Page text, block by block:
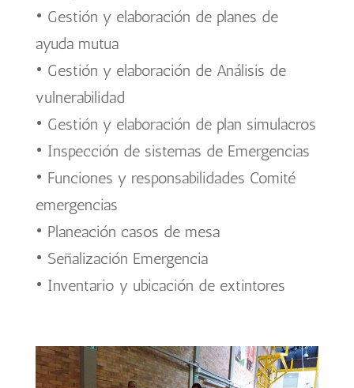
• Gestión y elaboración de planes de
ayuda mutua
• Gestión y elaboración de Análisis de
vulnerabilidad
• Gestión y elaboración de plan simulacros
• Inspección de sistemas de Emergencias
• Funciones y responsabilidades Comité
emergencias
• Planeación casos de mesa
• Señalización Emergencia
• Inventario y ubicación de extintores